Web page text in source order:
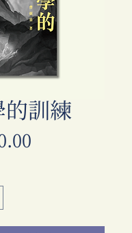
的訓練